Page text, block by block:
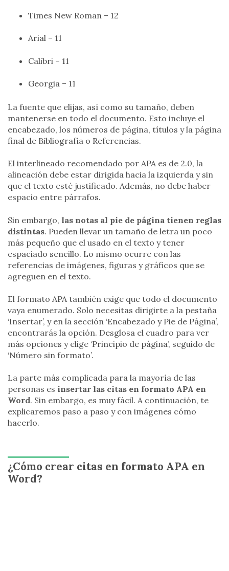
Times New Roman – 12
Arial – 11
Calibri – 11
Georgia – 11
La fuente que elijas, así como su tamaño, deben
mantenerse en todo el documento. Esto incluye el
encabezado, los números de página, títulos y la página
final de Bibliografía o Referencias.
El interlineado recomendado por APA es de 2.0, la
alineación debe estar dirigida hacia la izquierda y sin
que el texto esté justificado. Además, no debe haber
espacio entre párrafos.
Sin embargo, las notas al pie de página tienen reglas
distintas. Pueden llevar un tamaño de letra un poco
más pequeño que el usado en el texto y tener
espaciado sencillo. Lo mismo ocurre con las
referencias de imágenes, figuras y gráficos que se
agreguen en el texto.
El formato APA también exige que todo el documento
vaya enumerado. Solo necesitas dirigirte a la pestaña
‘Insertar’, y en la sección ‘Encabezado y Pie de Página’,
encontrarás la opción. Desglosa el cuadro para ver
más opciones y elige ‘Principio de página’, seguido de
‘Número sin formato’.
La parte más complicada para la mayoría de las
personas es insertar las citas en formato APA en
Word. Sin embargo, es muy fácil. A continuación, te
explicaremos paso a paso y con imágenes cómo
hacerlo.
¿Cómo crear citas en formato APA en
Word?